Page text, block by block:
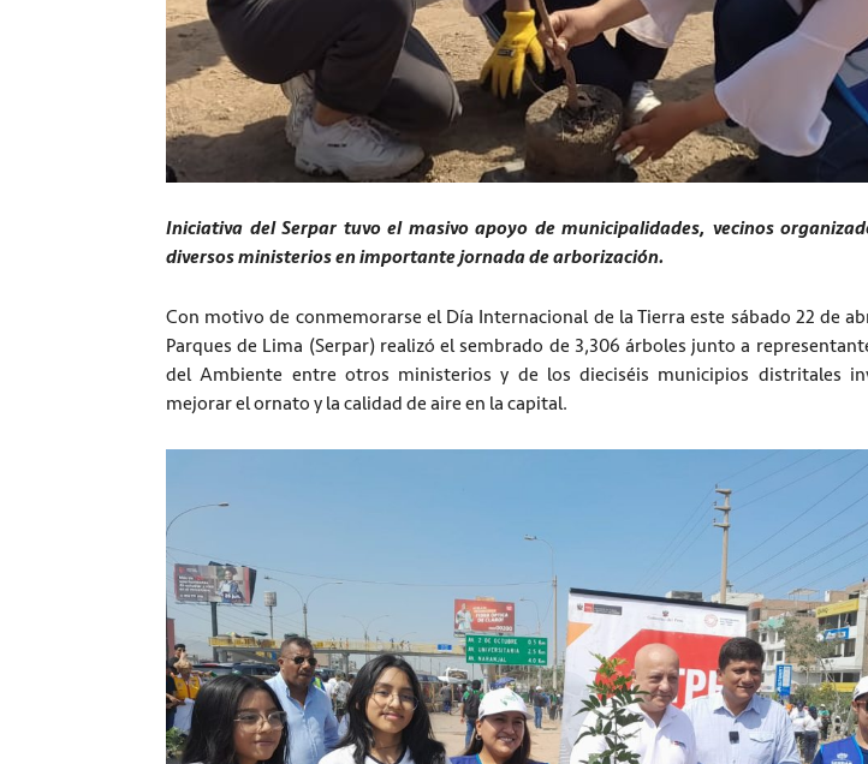
Iniciativa del Serpar tuvo el masivo apoyo de municipalidades, vecinos
diversos ministerios en importante jornada de arborización.
Con motivo de conmemorarse el Día Internacional de la Tierra este sábado 22 de
Parques de Lima (Serpar) realizó el sembrado de 3,306 árboles junto a
del Ambiente entre otros ministerios y de los dieciséis municipios distritales
mejorar el ornato y la calidad de aire en la capital.